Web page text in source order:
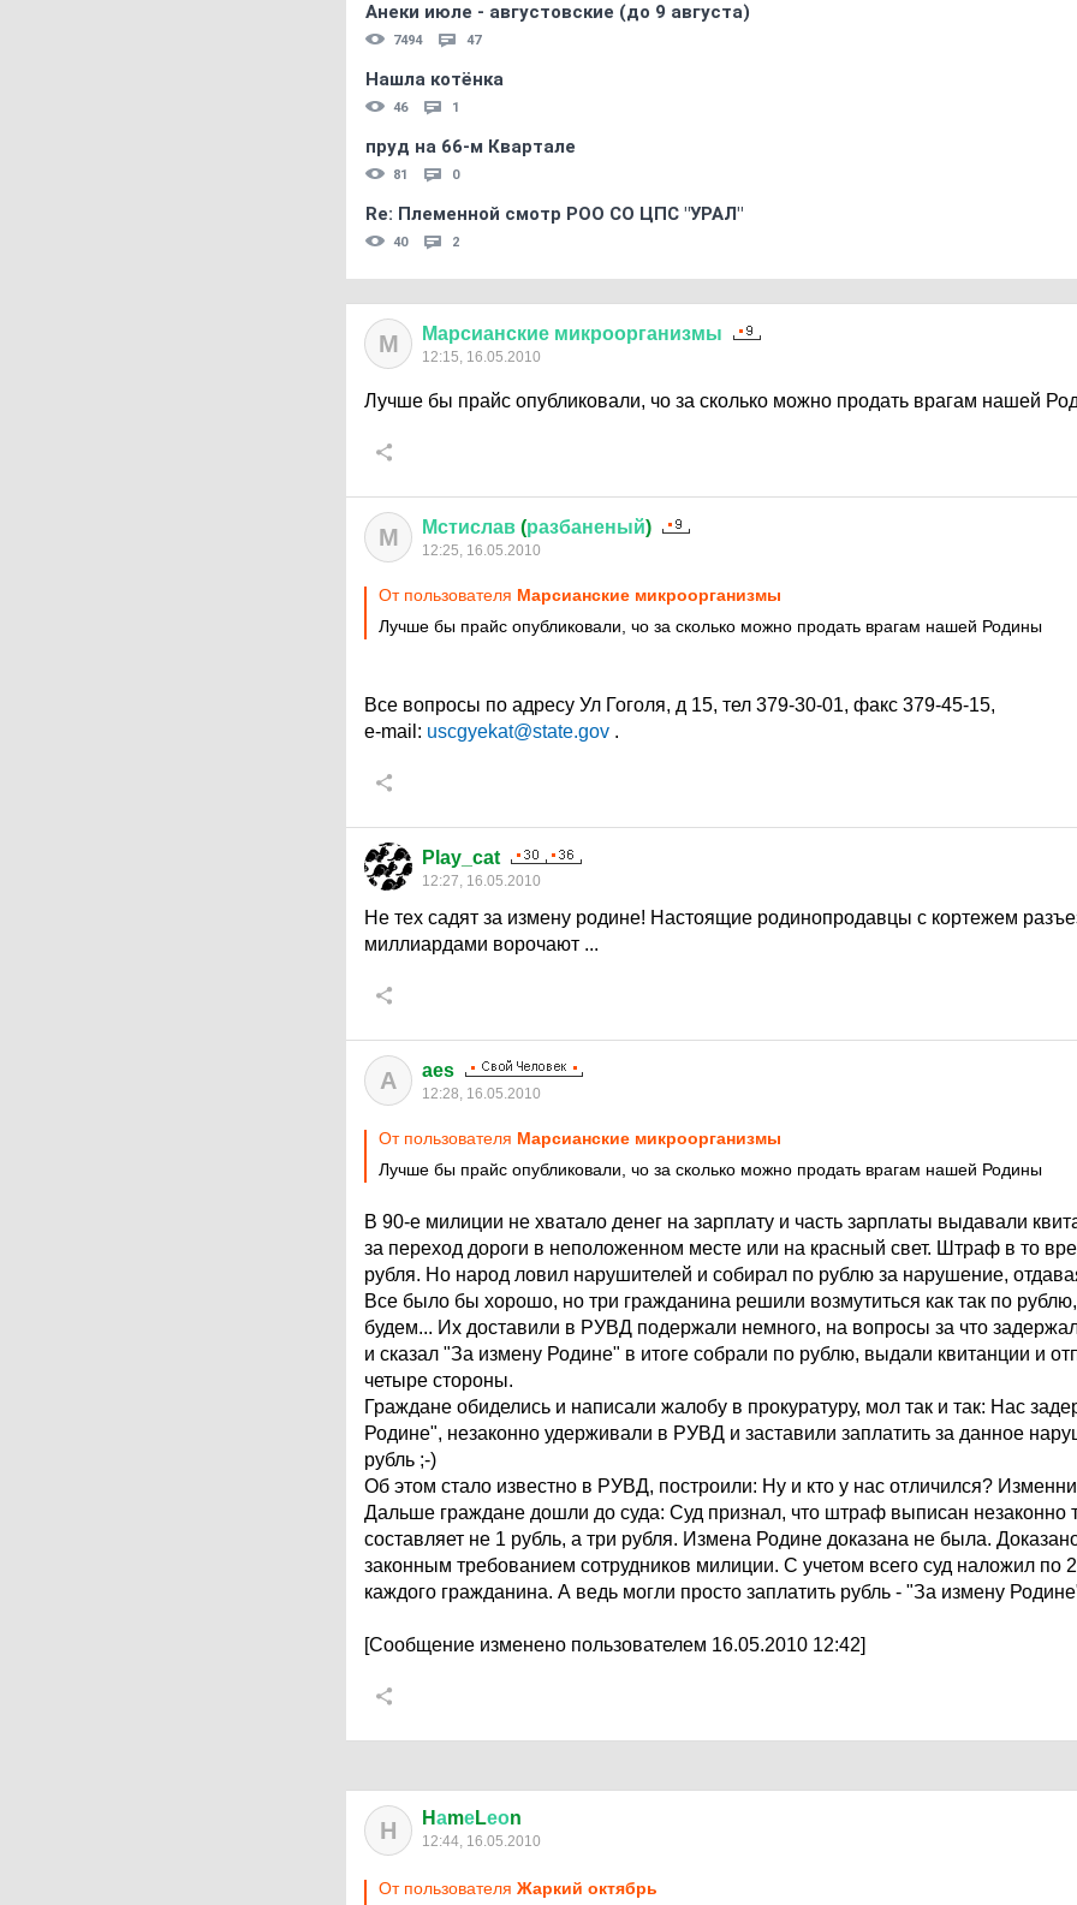
Анеки июле - августовские (до 9 августа)
7494 47
Нашла котёнка
46 1
пруд на 66-м Квартале
81 0
Re: Племеннoй смoтр РOO CO ЦПС "УРАЛ"
40 2
М Марсианские микроорганизмы
12:15, 16.05.2010
Лучше бы прайс опубликовали, чо за сколько можно продать врагам нашей
М Мстислав (разбаненый)
12:25, 16.05.2010
От пользователя Марсианские микроорганизмы
Лучше бы прайс опубликовали, чо за сколько можно продать врагам нашей Родины
Все вопросы по адресу Ул Гоголя, д 15, тел 379-30-01, факс 379-45-15,
e-mail: uscgyekat@state.gov .
Play_cat
12:27, 16.05.2010
Не тех садят за измену родине! Настоящие родинопродавцы с кортежем
миллиардами ворочают ...
A aes
12:28, 16.05.2010
От пользователя Марсианские микроорганизмы
Лучше бы прайс опубликовали, чо за сколько можно продать врагам нашей Родины
В 90-е милиции не хватало денег на зарплату и часть зарплаты выдавали
за переход дороги в неположенном месте или на красный свет. Штраф в то
рубля. Но народ ловил нарушителей и собирал по рублю за нарушение,
Все было бы хорошо, но три гражданина решили возмутиться как так по
будем... Их доставили в РУВД подержали немного, на вопросы за что
и сказал "За измену Родине" в итоге собрали по рублю, выдали квитанции и
четыре стороны.
Граждане обиделись и написали жалобу в прокуратуру, мол так и так: Нас
Родине", незаконно удерживали в РУВД и заставили заплатить за данное
рубль ;-)
Об этом стало известно в РУВД, построили: Ну и кто у нас отличился?
Дальше граждане дошли до суда: Суд признал, что штраф выписан незаконно
составляет не 1 рубль, а три рубля. Измена Родине доказана не была.
законным требованием сотрудников милиции. С учетом всего суд наложил по
каждого гражданина. А ведь могли просто заплатить рубль - "За измену
[Сообщение изменено пользователем 16.05.2010 12:42]
H HаmеLеоn
12:44, 16.05.2010
От пользователя Жаркий октябрь